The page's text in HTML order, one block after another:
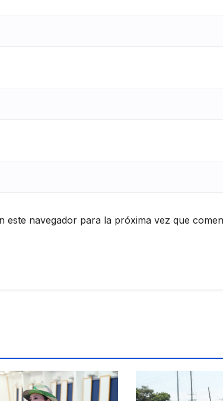
navegador para la próxima vez que